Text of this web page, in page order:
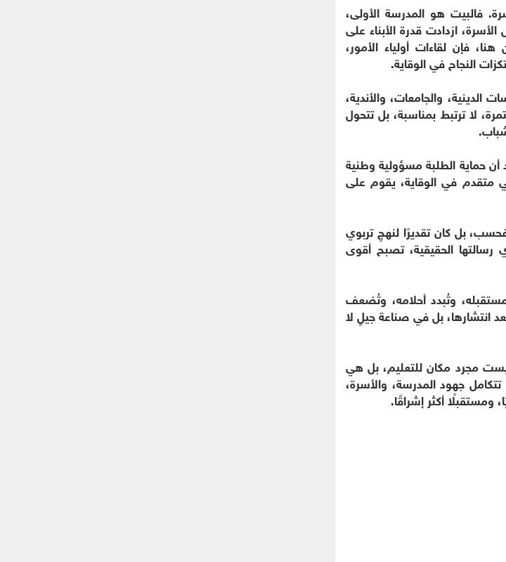
فالبيت هو المدرسة الأولى،
الأسرة، ازدادت قدرة الأبناء على
فإن لقاءات أولياء الأمور،
النجاح في الوقاية.
الدينية، والجامعات، والأندية،
لا ترتبط بمناسبة، بل تتحول
أن حماية الطلبة مسؤولية وطنية
متقدم في الوقاية، يقوم على
بل كان تقديرًا لنهجٍ تربوي
الحقيقية، تصبح أقوى
وتُبدد أحلامه، وتُضعف
انتشارها، بل في صناعة جيلٍ لا
مجرد مكان للتعليم، بل هي
جهود المدرسة، والأسرة،
ومستقبلًا أكثر إشراقًا.